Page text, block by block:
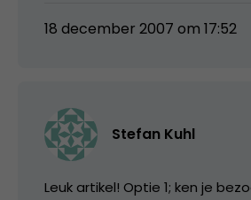
18 december 2007 om 17:52
Stefan Kuhl
Leuk artikel! Optie 1; ken je